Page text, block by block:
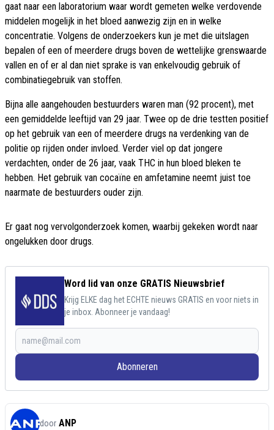
gaat naar een laboratorium waar wordt gemeten welke verdovende
middelen mogelijk in het bloed aanwezig zijn en in welke
concentratie. Volgens de onderzoekers kun je met die uitslagen
bepalen of een of meerdere drugs boven de wettelijke grenswaarde
vallen en of er al dan niet sprake is van enkelvoudig gebruik of
combinatiegebruik van stoffen.
Bijna alle aangehouden bestuurders waren man (92 procent), met
een gemiddelde leeftijd van 29 jaar. Twee op de drie testten positief
op het gebruik van een of meerdere drugs na verdenking van de
politie op rijden onder invloed. Verder viel op dat jongere
verdachten, onder de 26 jaar, vaak THC in hun bloed bleken te
hebben. Het gebruik van cocaïne en amfetamine neemt juist toe
naarmate de bestuurders ouder zijn.
Er gaat nog vervolgonderzoek komen, waarbij gekeken wordt naar
ongelukken door drugs.
Word lid van onze GRATIS Nieuwsbrief
Krijg ELKE dag het ECHTE nieuws GRATIS en voor niets in
je inbox. Abonneer je vandaag!
Abonneren
door ANP